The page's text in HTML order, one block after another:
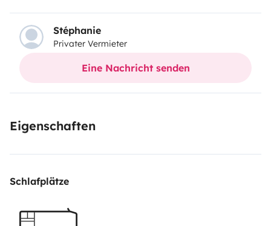
Stéphanie
Privater Vermieter
Eine Nachricht senden
Eigenschaften
Schlafplätze